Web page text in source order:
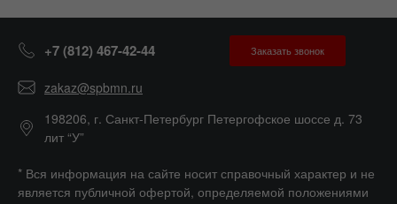
+7 (812) 467-42-44 Заказать звонок
zakaz@spbmn.ru
198206, г. Санкт-Петербург Петергофское шоссе д. 73
лит “У”
* Вся информация на сайте носит справочный характер и не
является публичной офертой, определяемой положениями